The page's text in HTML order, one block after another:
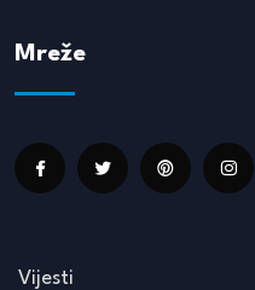
Mreže
Vijesti